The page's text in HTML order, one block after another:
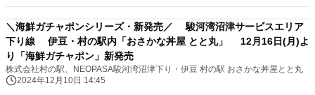
＼海鮮ガチャポンシリーズ・新発売／ 駿河湾沼津サービスエリア
下り線 伊豆・村の駅内「おさかな丼屋 とと丸」 12月16日(月)よ
り「海鮮ガチャポン」新発売
株式会社村の駅、NEOPASA駿河湾沼津下り・伊豆 村の駅 おさかな丼屋とと丸
2024年12月10日 14:45